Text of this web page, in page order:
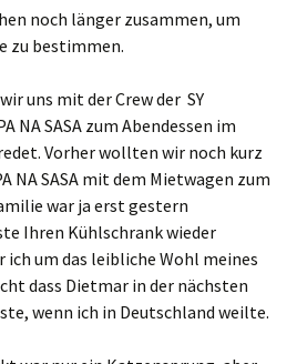
noch länger zusammen, um
zu bestimmen.
uns mit der Crew der SY
NA SASA zum Abendessen im
Vorher wollten wir noch kurz
NA SASA mit dem Mietwagen zum
war ja erst gestern
Ihren Kühlschrank wieder
ich um das leibliche Wohl meines
dass Dietmar in der nächsten
wenn ich in Deutschland weilte.